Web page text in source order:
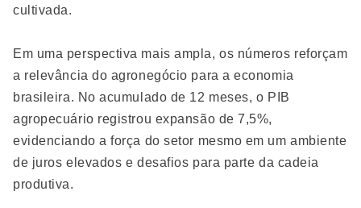
cultivada.
Em uma perspectiva mais ampla, os números reforçam
a relevância do agronegócio para a economia
brasileira. No acumulado de 12 meses, o PIB
agropecuário registrou expansão de 7,5%,
evidenciando a força do setor mesmo em um ambiente
de juros elevados e desafios para parte da cadeia
produtiva.